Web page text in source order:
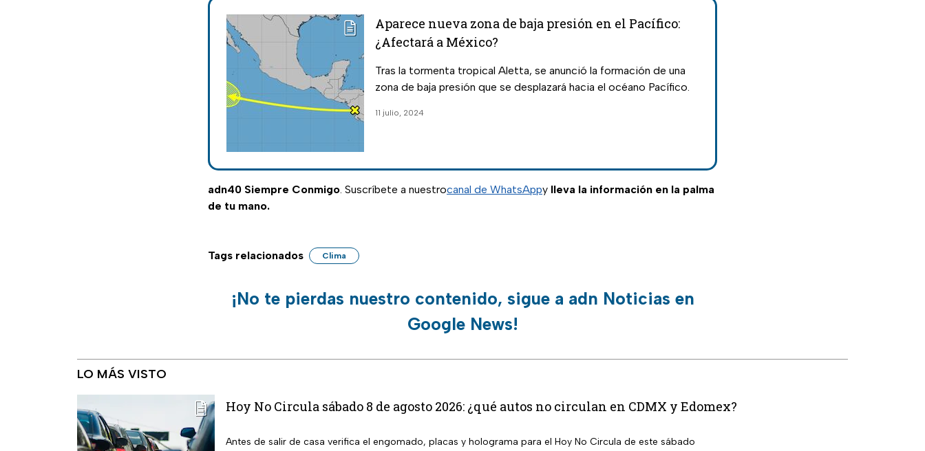
Aparece nueva zona de baja presión en el Pacífico:
¿Afectará a México?
Tras la tormenta tropical Aletta, se anunció la formación de una
zona de baja presión que se desplazará hacia el océano Pacífico.
11 julio, 2024
adn40 Siempre Conmigo. Suscríbete a nuestrocanal de WhatsAppy lleva la información en la palma
de tu mano.
Tags relacionados Clima
¡No te pierdas nuestro contenido, sigue a adn Noticias en
Google News!
LO MÁS VISTO
Hoy No Circula sábado 8 de agosto 2026: ¿qué autos no circulan en CDMX y Edomex?
Antes de salir de casa verifica el engomado, placas y holograma para el Hoy No Circula de este sábado